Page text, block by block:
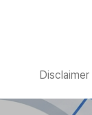
Disclaimer